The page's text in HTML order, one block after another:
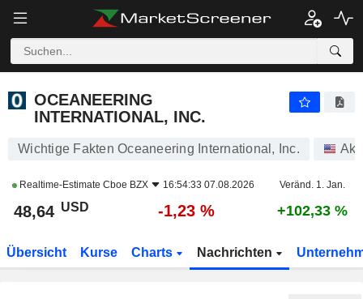
OCEANEERING
INTERNATIONAL, INC.
Wichtige Fakten Oceaneering International, Inc.
Realtime-Estimate Cboe BZX 16:54:33 07.08.2026 Veränd. 1. Jan.
48,64 USD -1,23 % +102,33 %
Übersicht Kurse Charts Nachrichten